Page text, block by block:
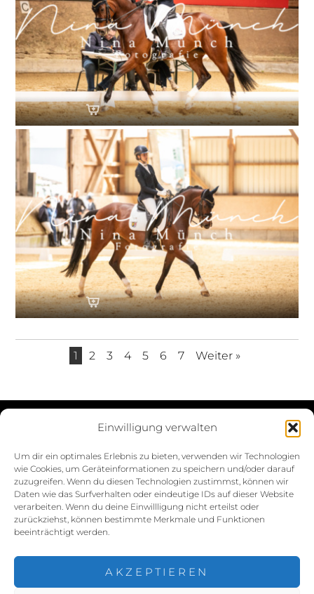
Einwilligung verwalten
Um dir ein optimales Erlebnis zu bieten, verwenden wir Technologien
wie Cookies, um Geräteinformationen zu speichern und/oder darauf
zuzugreifen. Wenn du diesen Technologien zustimmst, können wir
Daten wie das Surfverhalten oder eindeutige IDs auf dieser Website
verarbeiten. Wenn du deine Einwillligung nicht erteilst oder
zurückziehst, können bestimmte Merkmale und Funktionen
beeinträchtigt werden.
AKZEPTIEREN
1 2 3 4 5 6 7 Weiter »
Impressum
Cookie-Richtlinie (EU)